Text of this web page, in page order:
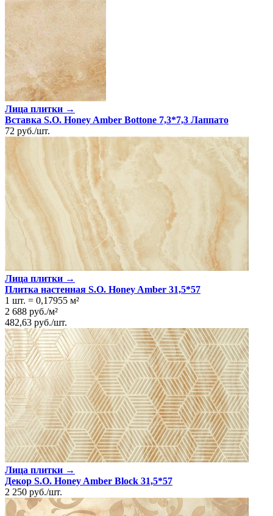
Лица плитки →
Вставка S.O. Honey Amber Bottone 7,3*7,3 Лаппато
72 руб./шт.
Лица плитки →
Плитка настенная S.O. Honey Amber 31,5*57
1 шт. = 0,17955 м²
2 688 руб./м²
482,63 руб./шт.
Лица плитки →
Декор S.O. Honey Amber Block 31,5*57
2 250 руб./шт.